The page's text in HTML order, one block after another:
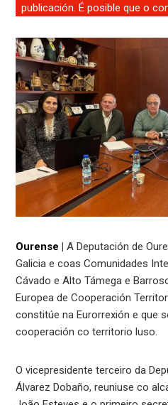
publicación. É posible que o
Ourense | A Deputación de
Galicia e coas Comunidades
Cávado e Alto Támega e
Europea de Cooperación
constitúe na Eurorrexión e que
cooperación co territorio luso.
O vicepresidente terceiro da
Álvarez Dobaño, reuniuse co